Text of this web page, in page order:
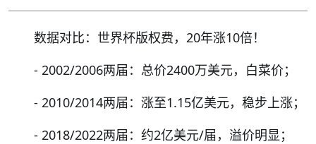
数据对比：世界杯版权费，20年涨10倍！
- 2002/2006两届：总价2400万美元，白菜价；
- 2010/2014两届：涨至1.15亿美元，稳步上涨；
- 2018/2022两届：约2亿美元/届，溢价明显；